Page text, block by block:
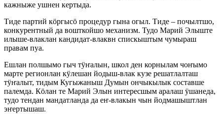
кажныже ушнен кертыда.
Тиде партий кӧргысӧ процедур гына огыл. Тиде – почылтшо,
конкурентный да вошткойшо механизм. Тудо Марий Элыште
илыше-влаклан кандидат-влаквн спискыштым чумыраш
правам пуа.
Ешлан полшымо гыч тӱҥалын, школ ден корнылам чоҥымо
марте регионлан кӱлешан йодыш-влак кузе решатлалташ
тӱҥалыт, тидым Кугыжаныш Думын ончыкылык составше
палемда. Кӧлан те Марий Элын интересшым аралаш ӱшанеда,
тудо тендан мандатланда да еҥ-влакын чын йодмашыштлан
эҥертышаш.